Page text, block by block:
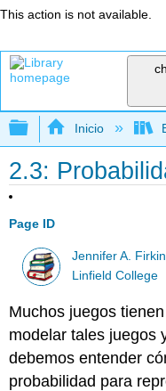
This action is not available.
Expandir/
Inicio
2.3:
Page ID
Jennifer A.
Linfield College
Muchos juegos
modelar tales juegos
debemos entender
probabilidad para